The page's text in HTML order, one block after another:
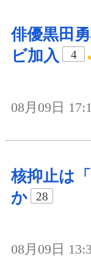
俳優黒田
ビ加入
4
08月09日
核抑止は
か
28
08月09日